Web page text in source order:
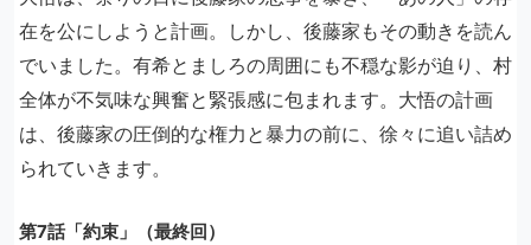
在を公にしようと計画。しかし、後藤家もその動きを読ん
でいました。有希とましろの周囲にも不穏な影が迫り、村
全体が不気味な興奮と緊張感に包まれます。大悟の計画
は、後藤家の圧倒的な権力と暴力の前に、徐々に追い詰め
られていきます。
第7話「約束」（最終回）